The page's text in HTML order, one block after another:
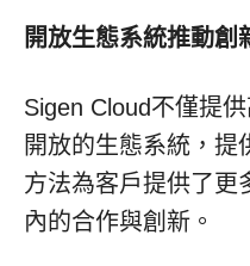
開放生態系統推動創
Sigen Cloud不僅提
開放的生態系統，提
方法為客戶提供了更
內的合作與創新。